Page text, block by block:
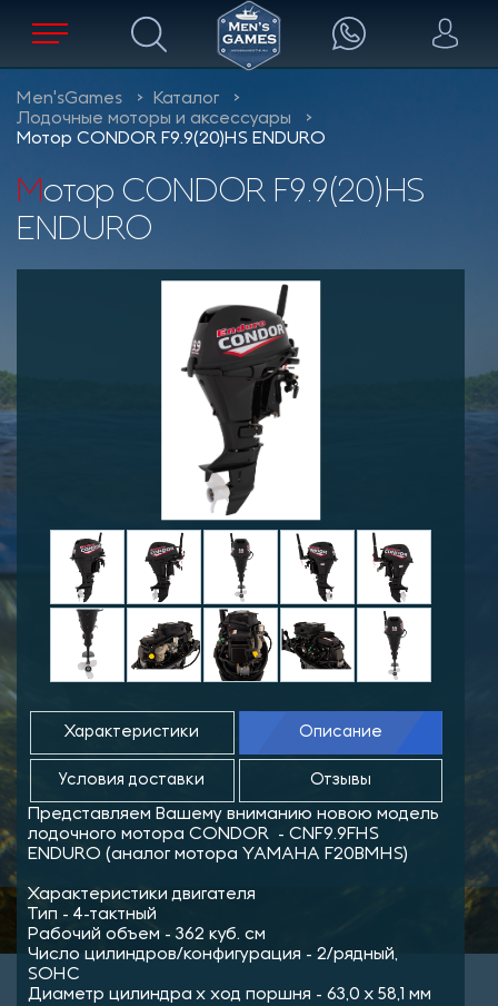
Men'sGames
Каталог
Лодочные моторы и аксессуары
Мотор CONDOR F9.9(20)HS ENDURO
Мотор CONDOR F9.9(20)HS
ENDURO
Характеристики Описание
Условия доставки Отзывы
Представляем Вашему вниманию новою модель
лодочного мотора CONDOR - CNF9.9FHS
ENDURO (аналог мотора YAMAHA F20BMHS)
Характеристики двигателя
Тип - 4-тактный
Рабочий объем - 362 куб. см
Число цилиндров/конфигурация - 2/рядный,
SOHC
Диаметр цилиндра х ход поршня - 63,0 x 58,1 мм